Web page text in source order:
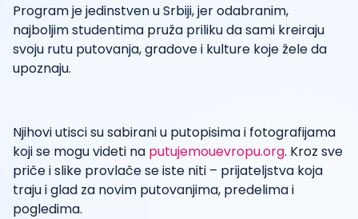
Program je jedinstven u Srbiji, jer odabranim,
najboljim studentima pruža priliku da sami kreiraju
svoju rutu putovanja, gradove i kulture koje žele da
upoznaju.
Njihovi utisci su sabirani u putopisima i fotografijama
koji se mogu videti na putujemouevropu.org. Kroz sve
priče i slike provlače se iste niti – prijateljstva koja
traju i glad za novim putovanjima, predelima i
pogledima.